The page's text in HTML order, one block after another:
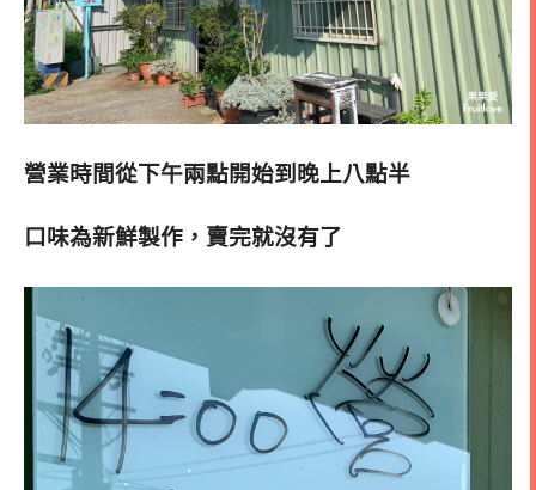
營業時間從下午兩點開始到晚上八點半
口味為新鮮製作 ，賣完就沒有了